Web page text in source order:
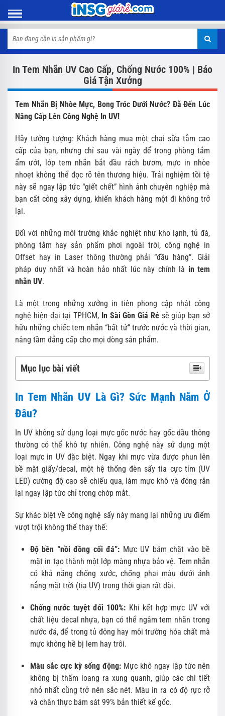
In Tem Nhãn UV Cao Cấp, Chống Nước 100% | Báo
Giá Tận Xưởng
Tem Nhãn Bị Nhòe Mực, Bong Tróc Dưới Nước? Đã Đến Lúc
Nâng Cấp Lên Công Nghệ In UV!
Hãy tưởng tượng: Khách hàng mua một chai sữa tắm cao
cấp của bạn, nhưng chỉ sau vài ngày để trong phòng tắm
ẩm ướt, lớp tem nhãn bắt đầu rách bươm, mực in nhòe
nhoẹt không thể đọc rõ tên thương hiệu. Trải nghiệm tồi tệ
này sẽ ngay lập tức “giết chết” hình ảnh chuyên nghiệp mà
bạn cất công xây dựng, khiến khách hàng một đi không trở
lại.
Đối với những môi trường khắc nghiệt như kho lạnh, tủ đá,
phòng tắm hay sản phẩm phơi ngoài trời, công nghệ in
Offset hay in Laser thông thường phải “đầu hàng”. Giải
pháp duy nhất và hoàn hảo nhất lúc này chính là in tem
nhãn UV.
Là một trong những xưởng in tiên phong cập nhật công
nghệ hiện đại tại TPHCM, In Sài Gòn Giá Rẻsẽ giúp bạn sở
hữu những chiếc tem nhãn “bất tử” trước nước và thời gian,
nâng tầm đẳng cấp cho mọi dòng sản phẩm.
Mục lục bài viết
In Tem Nhãn UV Là Gì? Sức Mạnh Nằm Ở
Đâu?
In UV không sử dụng loại mực gốc nước hay gốc dầu thông
thường có thể khô tự nhiên. Công nghệ này sử dụng một
loại mực in UV đặc biệt. Ngay khi mực vừa được phun lên
bề mặt giấy/decal, một hệ thống đèn sấy tia cực tím (UV
LED) cường độ cao sẽ chiếu qua, làm mực khô và đóng rắn
lại ngay lập tức chỉ trong chớp mắt.
Sự khác biệt về công nghệ sấy này mang lại những ưu điểm
vượt trội không thể thay thế:
Độ bền “nồi đồng cối đá”: Mực UV bám chặt vào bề
mặt in tạo thành một lớp màng nhựa bảo vệ. Tem nhãn
có khả năng chống xước, chống phai màu dưới ánh
nắng mặt trời (tia UV) trong thời gian rất dài.
Chống nước tuyệt đối 100%: Khi kết hợp mực UV với
chất liệu decal nhựa, bạn có thể ngâm tem nhãn trong
nước đá, để trong tủ đông hay môi trường hóa chất mà
mực không hề bị lem hay trôi.
Màu sắc cực kỳ sống động: Mực khô ngay lập tức nên
không bị thấm loang ra xung quanh, giúp các chi tiết
nhỏ nhất cũng trở nên sắc nét. Màu in ra có độ rực rỡ
và chân thực bám sát 99% bản thiết kế gốc.